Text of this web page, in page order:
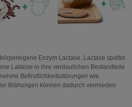
Enzym Lactase. Lactase spaltet
Laktose in ihre verdaulichen Bestandteile
Befindlichkeitsstörungen wie
Blähungen können dadurch vermieden